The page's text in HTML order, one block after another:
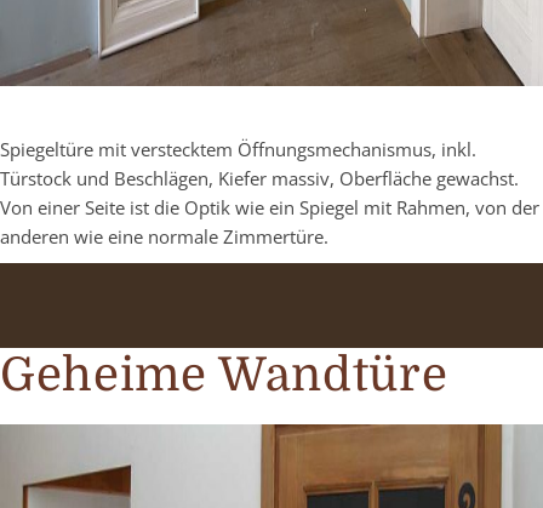
Spiegeltüre mit verstecktem Öffnungsmechanismus, inkl.
Türstock und Beschlägen, Kiefer massiv, Oberfläche gewachst.
Von einer Seite ist die Optik wie ein Spiegel mit Rahmen, von der
anderen wie eine normale Zimmertüre.
Geheime Wandtüre